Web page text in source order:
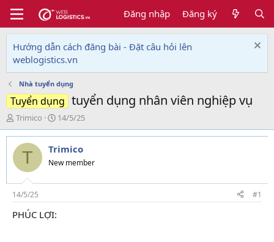
Đăng nhập Đăng ký
Hướng dẫn cách đăng bài - Đặt câu hỏi lên
weblogistics.vn
Nhà tuyển dụng
Tuyển dụng tuyển dụng nhân viên nghiệp vụ
T
h
r
e
d
s
t
a
r
Trimico
N
g
à
y
g
i
14/5/25
T Trimico
New member
14/5/25 #1
PHÚC LỢI: